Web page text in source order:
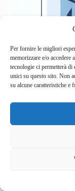
Per fornire le migliori
memorizzare e/o
tecnologie ci permetterà
unici su questo sito. Non
su alcune caratteristiche e
NEWS
Don Antonio
il 31 luglio 2026